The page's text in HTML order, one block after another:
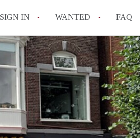
SIGN IN WANTED FAQ
All FAQs